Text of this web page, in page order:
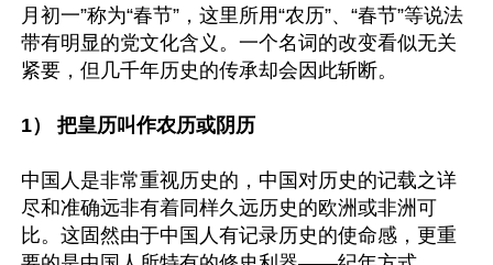
月初一”称为“春节”，这里所用“农历”、“春节”等说法
带有明显的党文化含义。一个名词的改变看似无关
紧要，但几千年历史的传承却会因此斩断。
1） 把皇历叫作农历或阴历
中国人是非常重视历史的，中国对历史的记载之详
尽和准确远非有着同样久远历史的欧洲或非洲可
比。这固然由于中国人有记录历史的使命感，更重